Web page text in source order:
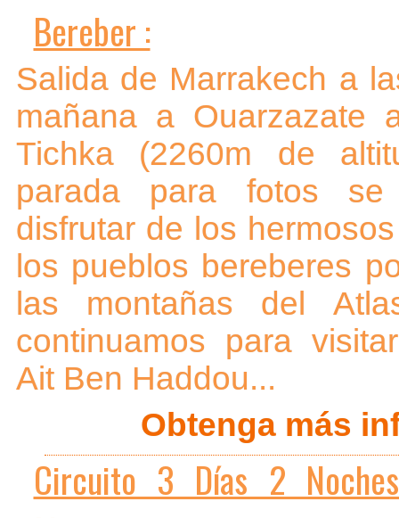
Bereber :
Salida de Marrakech a
mañana a Ouarzazate
Tichka (2260m de
parada para fotos
disfrutar de los
los pueblos bereberes
las montañas del
continuamos para
Ait Ben Haddou...
Obtenga más
Circuito 3 Días 2